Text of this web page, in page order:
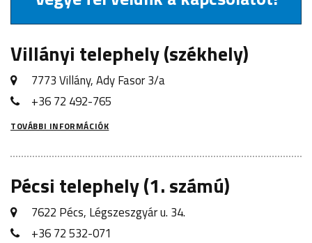
Villányi telephely (székhely)
7773 Villány, Ady Fasor 3/a
+36 72 492-765
TOVÁBBI INFORMÁCIÓK
Pécsi telephely (1. számú)
7622 Pécs, Légszeszgyár u. 34.
+36 72 532-071